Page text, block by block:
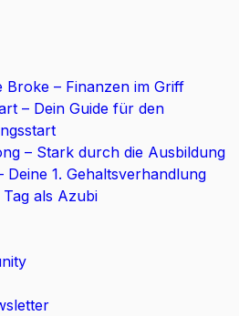
Broke – Finanzen im Griff
– Dein Guide für den
– Stark durch die Ausbildung
Deine 1. Gehaltsverhandlung
als Azubi